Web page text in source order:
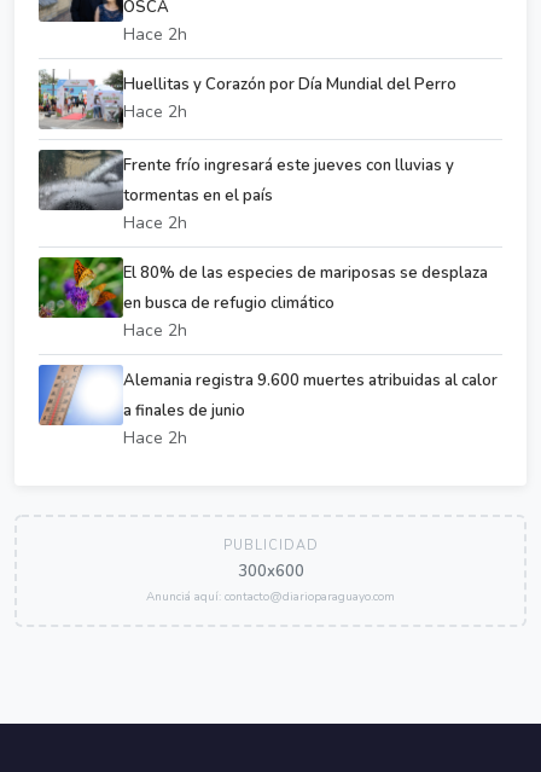
OSCA
Hace 2h
Huellitas y Corazón por Día Mundial del Perro
Hace 2h
Frente frío ingresará este jueves con lluvias y
tormentas en el país
Hace 2h
El 80% de las especies de mariposas se desplaza
en busca de refugio climático
Hace 2h
Alemania registra 9.600 muertes atribuidas al calor
a finales de junio
Hace 2h
PUBLICIDAD
300x600
Anunciá aquí: contacto@diarioparaguayo.com